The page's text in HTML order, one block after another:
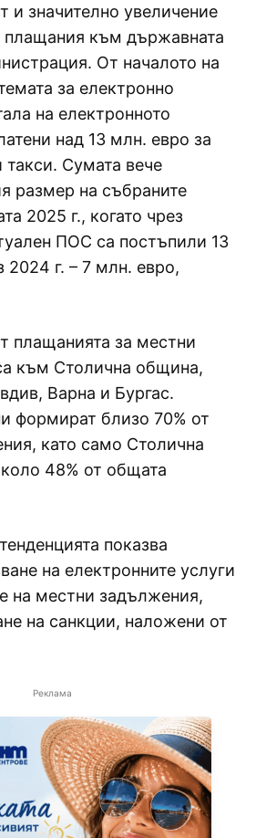
и значително увеличение
плащания към държавната
От началото на
за електронно
на електронното
над 13 млн. евро за
Сумата вече
размер на събраните
2025 г., когато чрез
ПОС са постъпили 13
2024 г. – 7 млн. евро,
плащанията за местни
към Столична община,
Варна и Бургас.
формират близо 70% от
като само Столична
48% от общата
показва
на електронните услуги
на местни задължения,
на санкции, наложени от
Реклама